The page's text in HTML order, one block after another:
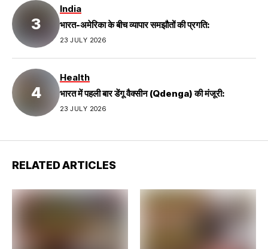
India
भारत-अमेरिका के बीच व्यापार समझौतों की प्रगति:
23 JULY 2026
Health
भारत में पहली बार डेंगू वैक्सीन (Qdenga) की मंजूरी:
23 JULY 2026
RELATED ARTICLES